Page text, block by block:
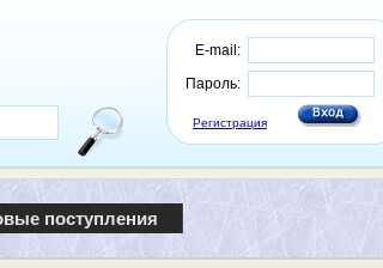
E-mail:
Пароль:
Регистрация
поступления